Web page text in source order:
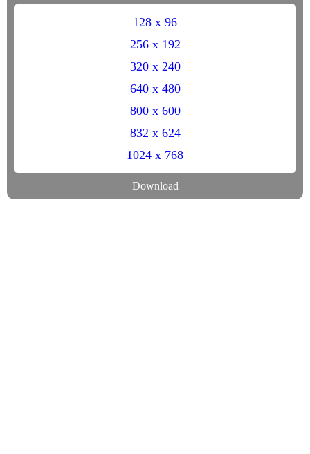
128 x 96
256 x 192
320 x 240
640 x 480
800 x 600
832 x 624
1024 x 768
Download